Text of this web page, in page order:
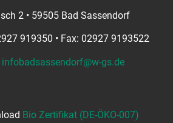
2 • 59505 Bad Sassendorf
919350 • Fax: 02927 9193522
infobadsassendorf@w-gs.de
Bio Zertifikat (DE-ÖKO-007)